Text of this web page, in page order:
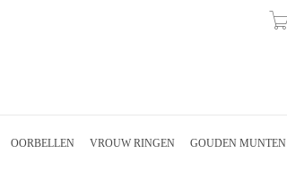
OORBELLEN VROUW RINGEN GOUDEN MUNTEN